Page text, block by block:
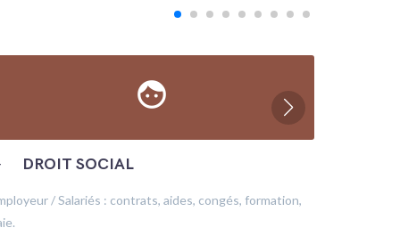
face
DROIT SOCIAL
/ Salariés : contrats, aides, congés, formation,